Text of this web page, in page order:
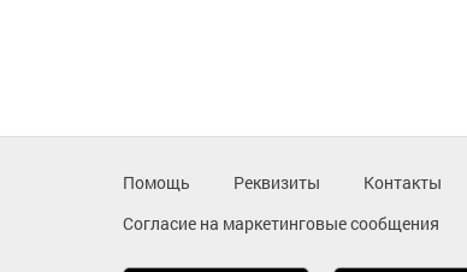
Помощь Реквизиты Контакты
Согласие на маркетинговые сообщения